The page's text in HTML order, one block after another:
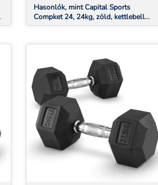
Hasonlók, mint Capital Sports
Compket 24, 24kg, zöld, kettlebell
súlyzó, gömbsúlyzó